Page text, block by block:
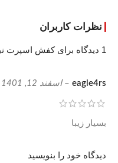
نظرات کاربران
1 دیدگاه برای کفش اسپرت
eagle4rs
– اسفند 12, 1401
بسیار زیبا
دیدگاه خود را بنویسید